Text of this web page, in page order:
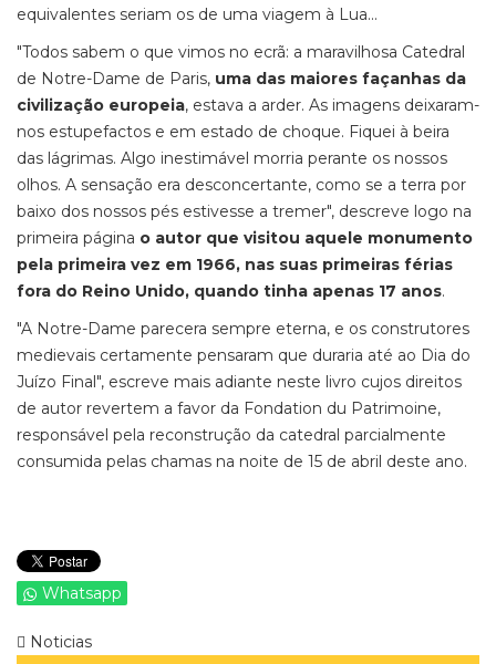
equivalentes seriam os de uma viagem à Lua...
"Todos sabem o que vimos no ecrã: a maravilhosa Catedral
de Notre-Dame de Paris, uma das maiores façanhas da
civilização europeia, estava a arder. As imagens deixaram-
nos estupefactos e em estado de choque. Fiquei à beira
das lágrimas. Algo inestimável morria perante os nossos
olhos. A sensação era desconcertante, como se a terra por
baixo dos nossos pés estivesse a tremer", descreve logo na
primeira página o autor que visitou aquele monumento
pela primeira vez em 1966, nas suas primeiras férias
fora do Reino Unido, quando tinha apenas 17 anos.
"A Notre-Dame parecera sempre eterna, e os construtores
medievais certamente pensaram que duraria até ao Dia do
Juízo Final", escreve mais adiante neste livro cujos direitos
de autor revertem a favor da Fondation du Patrimoine,
responsável pela reconstrução da catedral parcialmente
consumida pelas chamas na noite de 15 de abril deste ano.
Whatsapp
Noticias